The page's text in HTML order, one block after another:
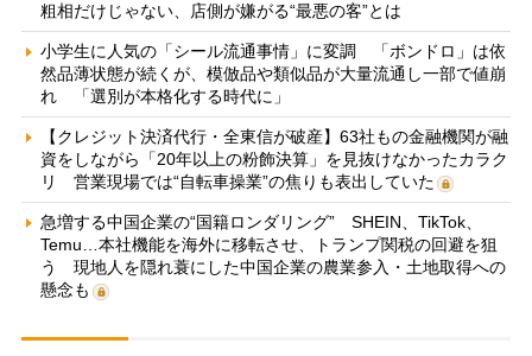
粗相だけじゃない、店側が嫌がる“最悪の客”とは
小学生に人気の「シール流通事情」に変調 「ボンドロ」は依
然品薄状態が続くが、模倣品や類似品が大量流通し一部で値崩
れ 「選別が本格化する時代に」
【クレジット決済代行・全東信が破産】63社もの金融機関が融
資をしながら「20年以上の粉飾決算」を見抜けなかったカラク
リ 営業現場では“自転車操業”の焦りも表出していた
急増する中国企業の“国籍ロンダリング” SHEIN、TikTok、
Temu…本社機能を海外に移転させ、トランプ関税の回避を狙
う 現地人を隠れ蓑にした中国企業の農業参入・土地取得への
懸念も